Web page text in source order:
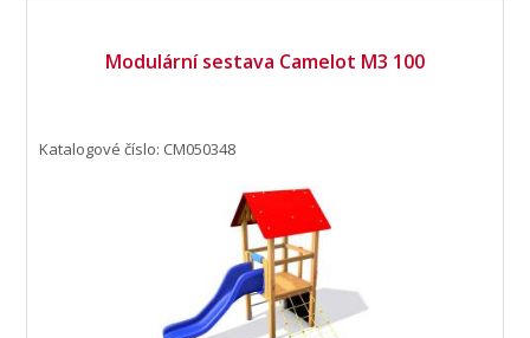
Modulární sestava Camelot M3 100
Katalogové číslo: CM050348